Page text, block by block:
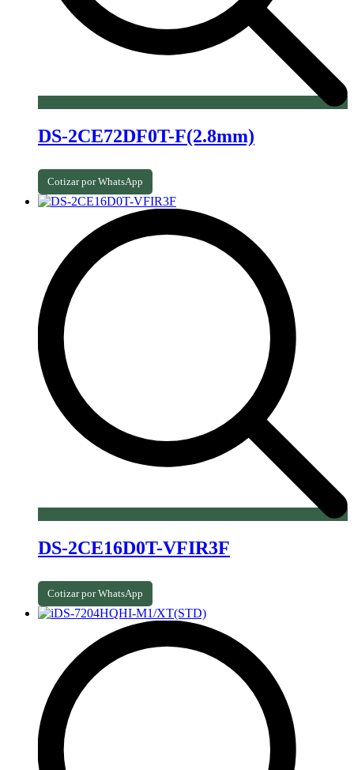
DS-2CE72DF0T-F(2.8mm)
Cotizar por WhatsApp
DS-2CE16D0T-VFIR3F
Cotizar por WhatsApp